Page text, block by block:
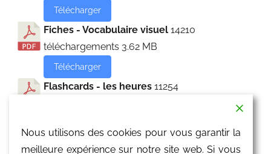
Télécharger
Fiches - Vocabulaire visuel 14210
téléchargements 3.62 MB
Télécharger
Flashcards - les heures 11254
Flashcards - les parties du corps 10947
Nous utilisons des cookies pour vous garantir la
meilleure expérience sur notre site web. Si vous